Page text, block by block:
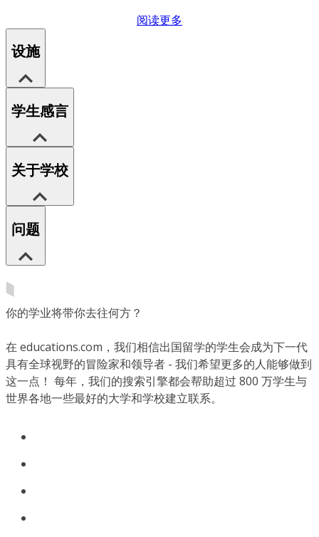
阅读更多
设施
学生感言
关于学校
问题
你的学业将带你去往何方？
在 educations.com，我们相信出国留学的学生会成为下一代
具有全球视野的冒险家和领导者 - 我们希望更多的人能够做到
这一点！ 每年，我们的搜索引擎都会帮助超过 800 万学生与
世界各地一些最好的大学和学校建立联系。